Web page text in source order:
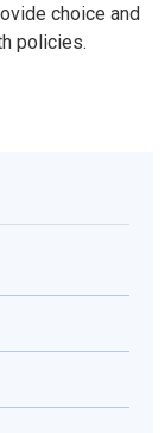
choice and
policies.